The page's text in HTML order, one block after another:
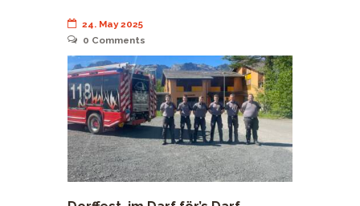
24. May 2025
0 Comments